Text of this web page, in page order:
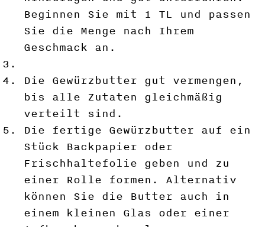
Beginnen Sie mit 1 TL und passen
Sie die Menge nach Ihrem
Geschmack an.
Die Gewürzbutter gut vermengen,
bis alle Zutaten gleichmäßig
verteilt sind.
Die fertige Gewürzbutter auf ein
Stück Backpapier oder
Frischhaltefolie geben und zu
einer Rolle formen. Alternativ
können Sie die Butter auch in
einem kleinen Glas oder einer